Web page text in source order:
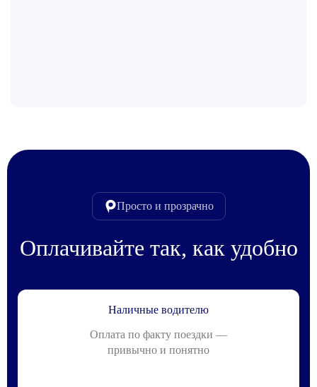
Просто и прозрачно
Оплачивайте так, как удобно
Наличные водителю
Оплата по факту поездки —
привычно и понятно